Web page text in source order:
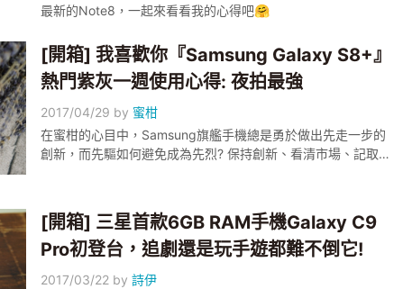
最新的Note8，一起來看看我的心得吧🤗
[開箱] 我喜歡你『Samsung Galaxy S8+』
熱門紫灰一週使用心得: 夜拍最強
2017/04/29 by 蜜柑
在蜜柑的心目中，Samsung旗艦手機總是勇於做出先走一步的
創新，而先驅如何避免成為先烈? 保持創新、看清市場、記取教
[開箱] 三星首款6GB RAM手機Galaxy C9
Pro初登台，追劇還是玩手遊都難不倒它!
2017/03/22 by詩伊